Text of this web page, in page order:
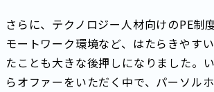
さらに、テクノロジー人材向けのPE制
モートワーク環境など、はたらきやす
たことも大きな後押しになりました。
らオファーをいただく中で、パーソル